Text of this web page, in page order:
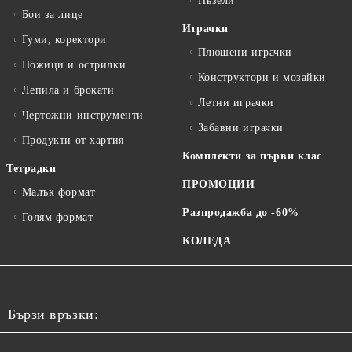
Бои за лице
Гуми, коректори
Ножици и острилки
Лепила и брокати
Чертожни инструменти
Продукти от хартия
Тетрадки
Малък формат
Голям формат
Играчки
Плюшени играчки
Конструктори и мозайки
Летни играчки
Забавни играчки
Комплекти за първи клас
ПРОМОЦИИ
Разпродажба до -60%
КОЛЕДА
Бързи връзки: